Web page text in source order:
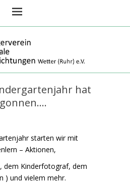
TSE Wetter Ruhr
hat
starten wir mit
– Aktionen,
dem Kinderfotograf, dem
) und vielem mehr.